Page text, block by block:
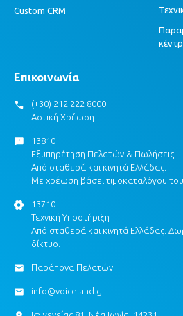
Custom CRM
Επικοινωνία
(+30) 212 222 8000
Αστική Χρέωση
13810
Εξυπηρέτηση Πελατών & Πωλήσεις.
Από σταθερά και κινητά Ελλάδας.
Με χρέωση βάσει τιμοκαταλόγου
13710
Τεχνική Υποστήριξη
Από σταθερά και κινητά Ελλάδας.
δίκτυο.
Παράπονα Πελατών
info@voiceland.gr